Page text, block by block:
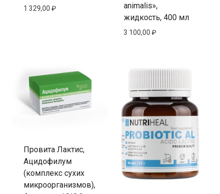
1 329,00 ₽
animalis»,
жидкость, 400 мл
3 100,00 ₽
Провита Лактис,
Ацидофилум
(комплекс сухих
микроорганизмов),